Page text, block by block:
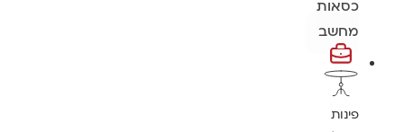
כסאות
מחשב
פינות